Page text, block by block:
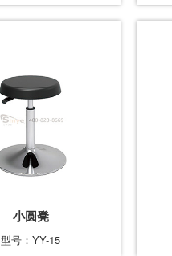
小圆凳
型号：YY-15